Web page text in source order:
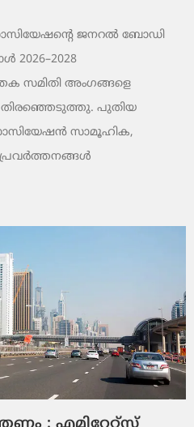
ജനറൽ ബോഡി
2026–2028
സമിതി അംഗങ്ങളെ
പുതിയ
സാമൂഹിക,